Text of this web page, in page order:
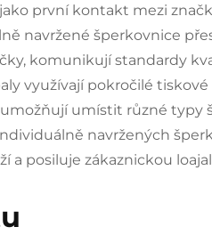
první kontakt mezi
navržené šperkovnice
komunikují standardy
využívají pokročilé
umístit různé typy
navržených
a posiluje zákaznickou